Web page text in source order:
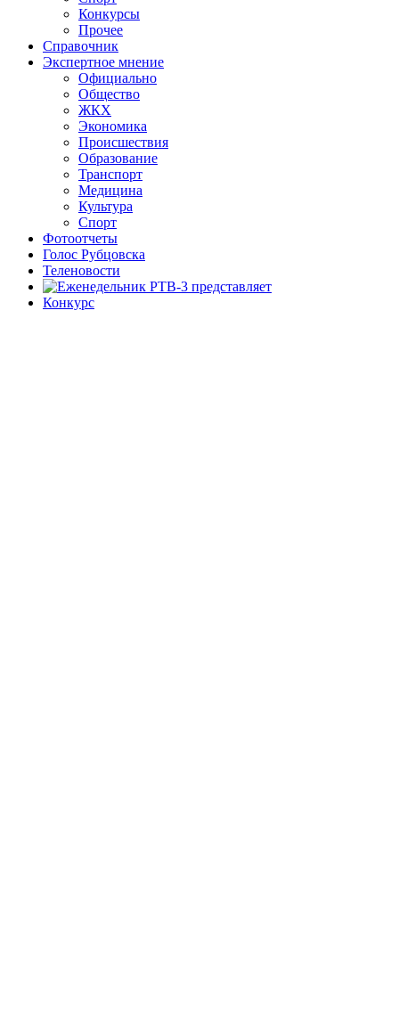
Конкурсы
Прочее
Справочник
Экспертное мнение
Официально
Общество
ЖКХ
Экономика
Происшествия
Образование
Транспорт
Медицина
Культура
Спорт
Фотоотчеты
Голос Рубцовска
Теленовости
Конкурс